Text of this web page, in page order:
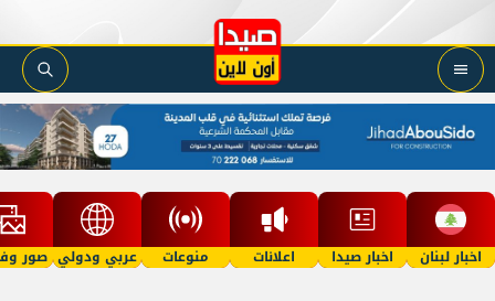
اخبار لبنان اخبار صيدا اعلانات منوعات عربي ودولي صور